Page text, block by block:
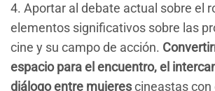
4. Aportar al debate actual sobre el
elementos significativos sobre las
cine y su campo de acción.
espacio para el encuentro, el
diálogo entre mujerescineastas